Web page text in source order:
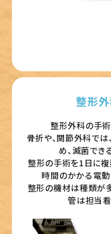
整形
整形外科の手術
骨折や、関節外科では
め、滅菌でき
整形の手術を1日に複
時間のかかる電動
整形の機材は種類が
管は担当看